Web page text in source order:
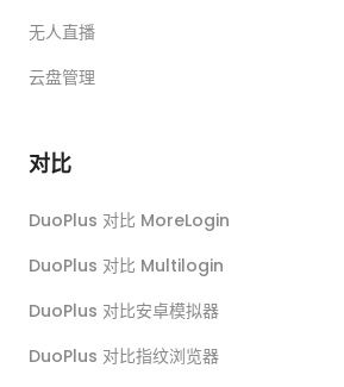
无人直播
云盘管理
对比
DuoPlus 对比 MoreLogin
DuoPlus 对比 Multilogin
DuoPlus 对比安卓模拟器
DuoPlus 对比指纹浏览器